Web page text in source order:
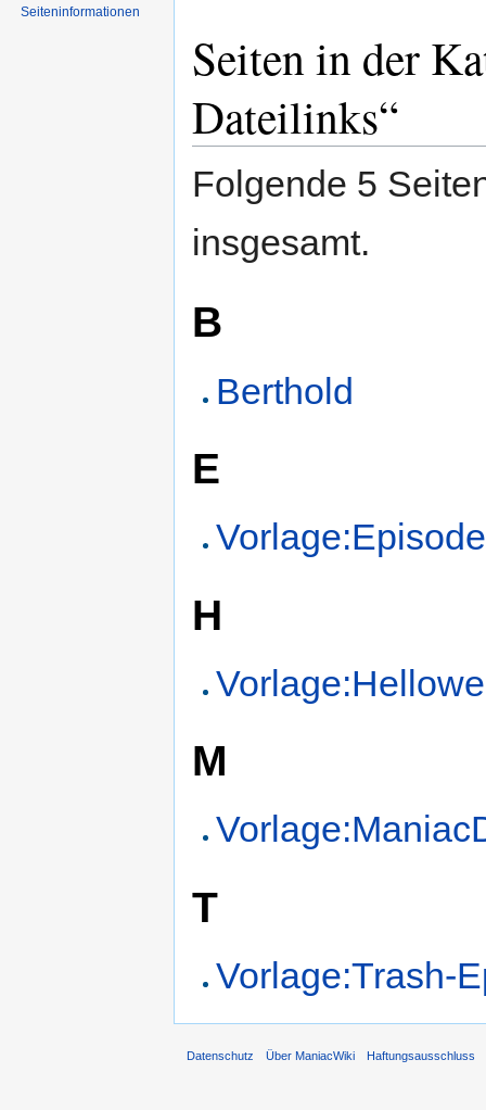
Seiten in der
Dateilinks“
Folgende 5
insgesamt.
B
Berthold
E
Vorlage:Episode
H
M
T
Vorlage:Trash-
Seiten­informationen
Datenschutz Über ManiacWiki Haftungsausschluss